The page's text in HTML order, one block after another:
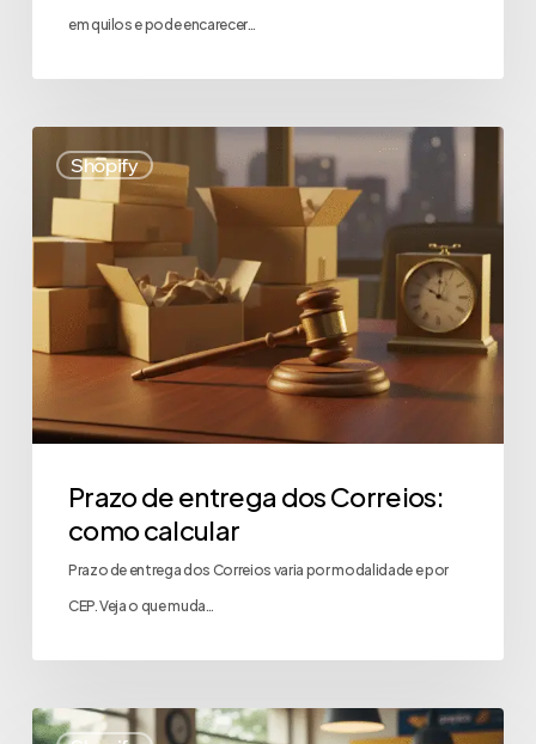
em quilos e pode encarecer…
Shopify
Prazo de entrega dos Correios:
como calcular
Prazo de entrega dos Correios varia por modalidade e por
CEP. Veja o que muda…